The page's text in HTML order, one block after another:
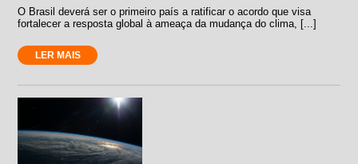
O Brasil deverá ser o primeiro país a ratificar o acordo que visa
fortalecer a resposta global à ameaça da mudança do clima, [...]
LER MAIS